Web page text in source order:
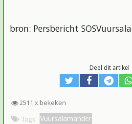
bron: Persbericht
Deel dit artikel
2511 x bekeken
Tags Vuursalamander